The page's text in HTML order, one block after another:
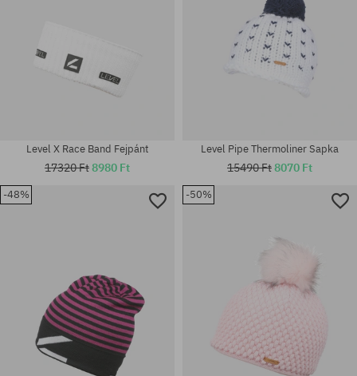
Level X Race Band Fejpánt
17320 Ft8980 Ft
Level Pipe Thermoliner Sapka
15490 Ft8070 Ft
-48% -50%